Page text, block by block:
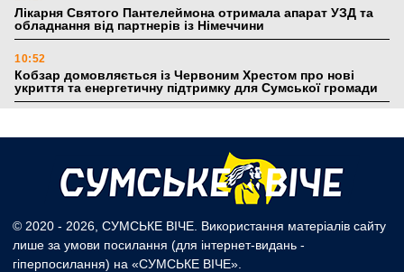
Лікарня Святого Пантелеймона отримала апарат УЗД та
обладнання від партнерів із Німеччини
10:52
Кобзар домовляється із Червоним Хрестом про нові
укриття та енергетичну підтримку для Сумської громади
Понад 8 мільйонів книжок згоріли. Як допомогти «Ранку»
та іншим видавництвам відновитися
20:41
Пенсійний фонд Сумщини спрямував 0,2 млрд грн на
© 2020 - 2026, СУМСЬКЕ ВІЧЕ. Використання матеріалів сайту
лише за умови посилання (для інтернет-видань -
гіперпосилання) на «СУМСЬКЕ ВІЧЕ».